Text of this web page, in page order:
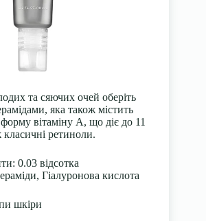
та сяючих очей оберіть
яка також містить
вітаміну А, що діє до 11
ретиноли.
0.03 відсотка
Гіалуронова кислота
шкіри